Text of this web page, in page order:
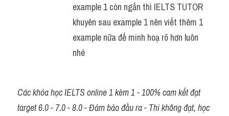
example 1 còn ngắn thì IELTS TUTOR
khuyên sau example 1 nên viết thêm 1
example nữa để minh hoạ rõ hơn luôn
nhé
Các khóa học IELTS online 1 kèm 1 - 100% cam kết đạt
target 6.0 - 7.0 - 8.0 - Đảm bảo đầu ra - Thi không đạt, học